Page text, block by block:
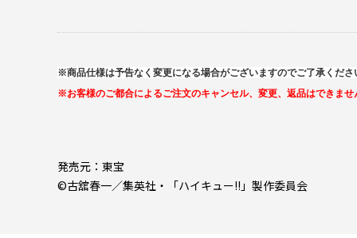
※商品仕様は予告なく変更になる場合がございますのでご了承くださ
※お客様のご都合によるご注文のキャンセル、変更、返品はできませ
発売元：東宝
©古舘春一／集英社・「ハイキュー!!」製作委員会